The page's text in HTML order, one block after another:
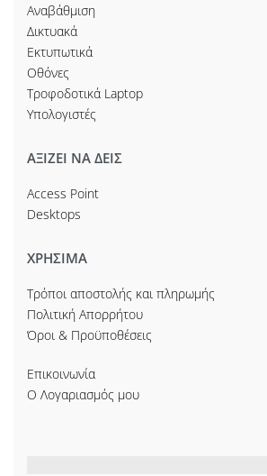
Αναβάθμιση
Δικτυακά
Εκτυπωτικά
Οθόνες
Τροφοδοτικά Laptop
Υπολογιστές
ΑΞΙΖΕΙ ΝΑ ΔΕΙΣ
Access Point
Desktops
ΧΡΗΣΙΜΑ
Τρόποι αποστολής και πληρωμής
Πολιτική Απορρήτου
Όροι & Προϋποθέσεις
Επικοινωνία
Ο Λογαριασμός μου